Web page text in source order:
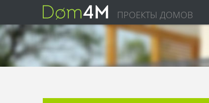
ПРОЕКТЫ ДОМОВ